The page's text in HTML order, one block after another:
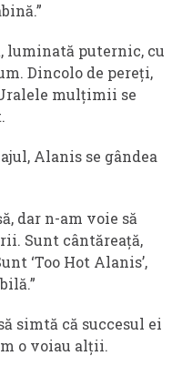
puternic, cu
Dincolo de pereți,
mulțimii se
Alanis se gândea
dar n-am voie să
Sunt cântăreață,
‘Too Hot Alanis’,
simtă că succesul ei
o voiau alții.